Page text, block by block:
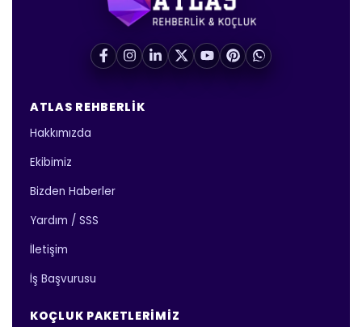
ATLAS REHBERLIK
Hakkımızda
Ekibimiz
Bizden Haberler
Yardım / SSS
İletişim
İş Başvurusu
KOÇLUK PAKETLERIMIZ